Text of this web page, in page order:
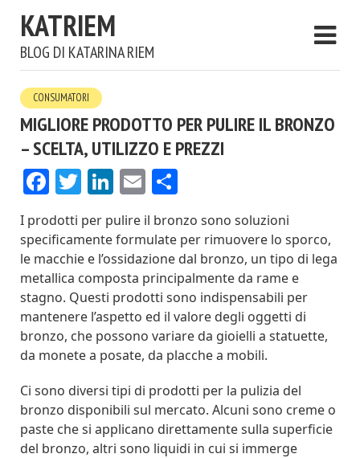
KATRIEM
BLOG DI KATARINA RIEM
CONSUMATORI
MIGLIORE PRODOTTO PER PULIRE IL BRONZO
– SCELTA, UTILIZZO E PREZZI
Facebook
Twitter
LinkedIn
Email
I prodotti per pulire il bronzo sono soluzioni
specificamente formulate per rimuovere lo sporco,
le macchie e l’ossidazione dal bronzo, un tipo di lega
metallica composta principalmente da rame e
stagno. Questi prodotti sono indispensabili per
mantenere l’aspetto ed il valore degli oggetti di
bronzo, che possono variare da gioielli a statuette,
da monete a posate, da placche a mobili.
Ci sono diversi tipi di prodotti per la pulizia del
bronzo disponibili sul mercato. Alcuni sono creme o
paste che si applicano direttamente sulla superficie
del bronzo, altri sono liquidi in cui si immerge